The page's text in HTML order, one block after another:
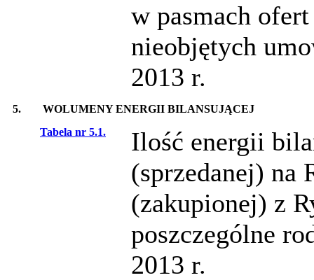
w pasmach
nieobjętych
2013 r.
5.
WOLUMENY ENERGII BILANSUJĄCEJ
Tabela nr 5.1.
Ilość energii
(sprzedanej) na
(zakupionej) z
poszczególne
2013 r.